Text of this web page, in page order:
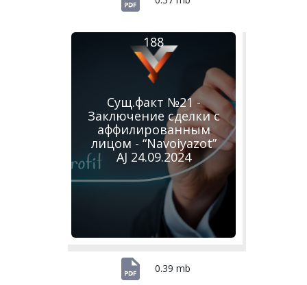
Сущ.факт №21 -
Заключение сделки с
аффилированным
лицом - “Navoiyazot”
AJ 24.09.2024
188
0.39 mb